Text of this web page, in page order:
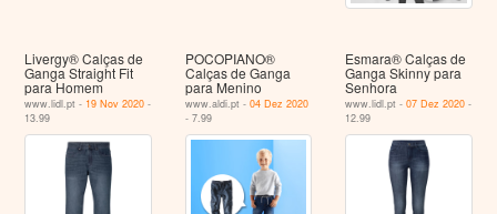
Livergy® Calças de
Ganga Straight Fit
para Homem
www.lidl.pt - 19 Nov 2020 -
13.99
POCOPIANO®
Calças de Ganga
para Menino
www.aldi.pt - 04 Dez 2020
- 7.99
Esmara® Calças de
Ganga Skinny para
Senhora
www.lidl.pt -07 Dez 2020 -
12.99